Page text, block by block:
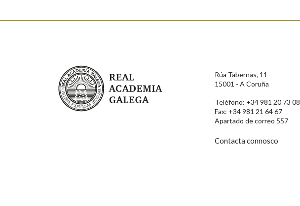
Comentario
Real Academia Galega
Rúa Tabernas, 11
15001 - A Coruña
Teléfono: +34 981 20 73 08
Fax: +34 981 21 64 67
Apartado de correo 557
Contacta connosco